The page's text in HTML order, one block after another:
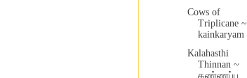
Cows of
Triplicane ~
kainkaryam
Kalahasthi
Thinnan ~
கண்ணப்ப